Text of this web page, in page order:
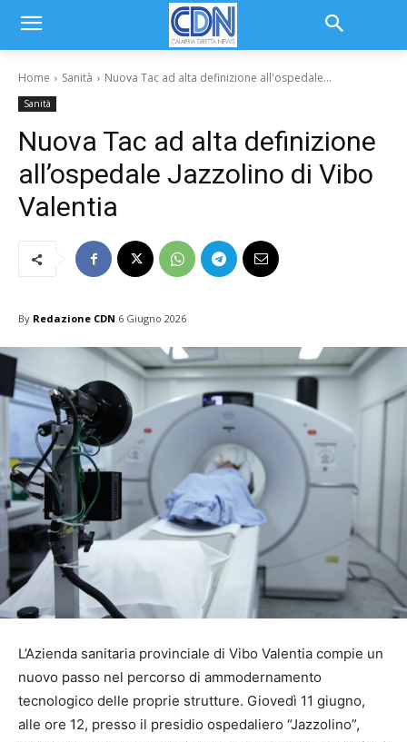
Home Sanità Nuova Tac ad alta definizione all'ospedale...
Sanità
Nuova Tac ad alta definizione
all’ospedale Jazzolino di Vibo
Valentia
By Redazione CDN 6 Giugno 2026
L’Azienda sanitaria provinciale di Vibo Valentia compie un
nuovo passo nel percorso di ammodernamento
tecnologico delle proprie strutture. Giovedì 11 giugno,
alle ore 12, presso il presidio ospedaliero “Jazzolino”,